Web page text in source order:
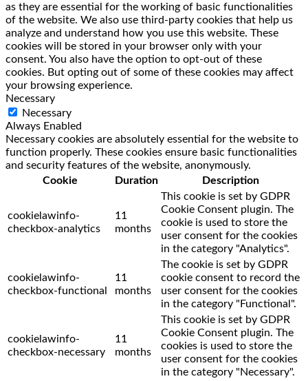
as they are essential for the working of basic functionalities
of the website. We also use third-party cookies that help us
analyze and understand how you use this website. These
cookies will be stored in your browser only with your
consent. You also have the option to opt-out of these
cookies. But opting out of some of these cookies may affect
your browsing experience.
Necessary
Necessary
Always Enabled
Necessary cookies are absolutely essential for the website to
function properly. These cookies ensure basic functionalities
and security features of the website, anonymously.
Cookie
Duration Description
cookielawinfo-
checkbox-analytics
11
months
This cookie is set by GDPR
Cookie Consent plugin. The
cookie is used to store the
user consent for the cookies
in the category "Analytics".
cookielawinfo-
checkbox-functional
11
months
The cookie is set by GDPR
cookie consent to record the
user consent for the cookies
in the category "Functional".
cookielawinfo-
checkbox-necessary
11
months
This cookie is set by GDPR
Cookie Consent plugin. The
cookies is used to store the
user consent for the cookies
in the category "Necessary".